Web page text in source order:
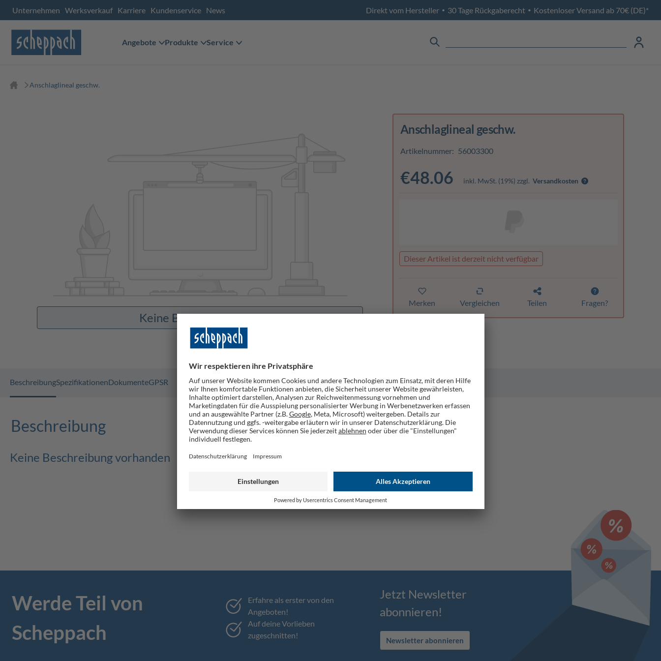
Unternehmen Werksverkauf Karriere Kundenservice News Direkt vom Hersteller • 30 Tage Rückgaberecht • Kostenloser Versand ab 70€ (DE)*
Angebote Produkte Service
Anschlaglineal geschw.
Keine Bilder vorhanden
Anschlaglineal geschw.
Artikelnummer: 56003300
€48.06 inkl. MwSt. (19%) zzgl. Versandkosten
Dieser Artikel ist derzeit nicht verfügbar
Merken Vergleichen Teilen Fragen?
BeschreibungSpezifikationenDokumenteGPSR
Beschreibung
Keine Beschreibung vorhanden
Werde Teil von
Scheppach
Erfahre als erster von den
Angeboten!
Auf deine Vorlieben
zugeschnitten!
Jetzt Newsletter
abonnieren!
Newsletter abonnieren